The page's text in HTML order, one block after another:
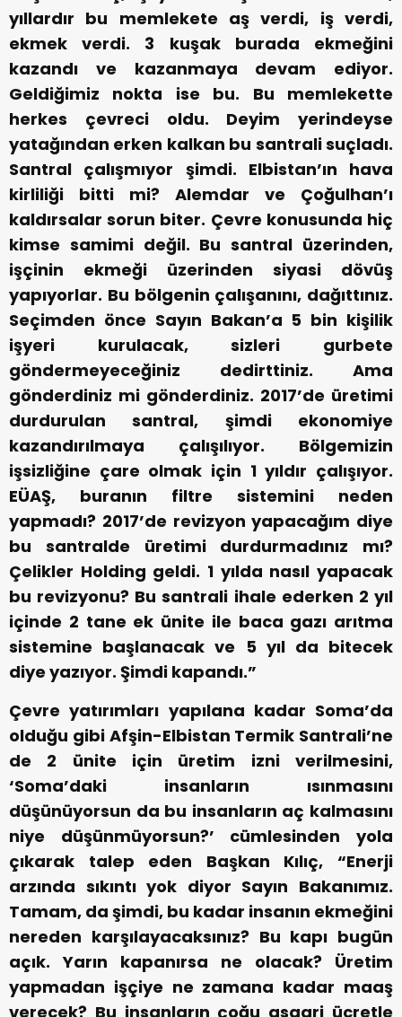
yıllardır bu memlekete aş verdi, iş verdi,
ekmek verdi. 3 kuşak burada ekmeğini
kazandı ve kazanmaya devam ediyor.
Geldiğimiz nokta ise bu. Bu memlekette
herkes çevreci oldu. Deyim yerindeyse
yatağından erken kalkan bu santrali suçladı.
Santral çalışmıyor şimdi. Elbistan’ın hava
kirliliği bitti mi? Alemdar ve Çoğulhan’ı
kaldırsalar sorun biter. Çevre konusunda hiç
kimse samimi değil. Bu santral üzerinden,
işçinin ekmeği üzerinden siyasi dövüş
yapıyorlar. Bu bölgenin çalışanını, dağıttınız.
Seçimden önce Sayın Bakan’a 5 bin kişilik
işyeri kurulacak, sizleri gurbete
göndermeyeceğiniz dedirttiniz. Ama
gönderdiniz mi gönderdiniz. 2017’de üretimi
durdurulan santral, şimdi ekonomiye
kazandırılmaya çalışılıyor. Bölgemizin
işsizliğine çare olmak için 1 yıldır çalışıyor.
EÜAŞ, buranın filtre sistemini neden
yapmadı? 2017’de revizyon yapacağım diye
bu santralde üretimi durdurmadınız mı?
Çelikler Holding geldi. 1 yılda nasıl yapacak
bu revizyonu? Bu santrali ihale ederken 2 yıl
içinde 2 tane ek ünite ile baca gazı arıtma
sistemine başlanacak ve 5 yıl da bitecek
diye yazıyor. Şimdi kapandı.”
Çevre yatırımları yapılana kadar Soma’da
olduğu gibi Afşin-Elbistan Termik Santrali’ne
de 2 ünite için üretim izni verilmesini,
‘Soma’daki insanların ısınmasını
düşünüyorsun da bu insanların aç kalmasını
niye düşünmüyorsun?’ cümlesinden yola
çıkarak talep eden Başkan Kılıç, “Enerji
arzında sıkıntı yok diyor Sayın Bakanımız.
Tamam, da şimdi, bu kadar insanın ekmeğini
nereden karşılayacaksınız? Bu kapı bugün
açık. Yarın kapanırsa ne olacak? Üretim
yapmadan işçiye ne zamana kadar maaş
verecek? Bu insanların çoğu asgari ücretle